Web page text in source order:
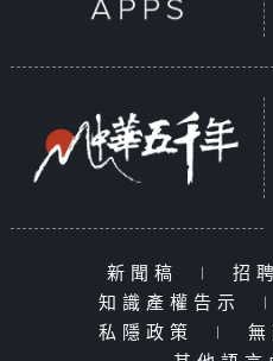
新聞稿 | 招
知識產權告示
|
私隱政策
|